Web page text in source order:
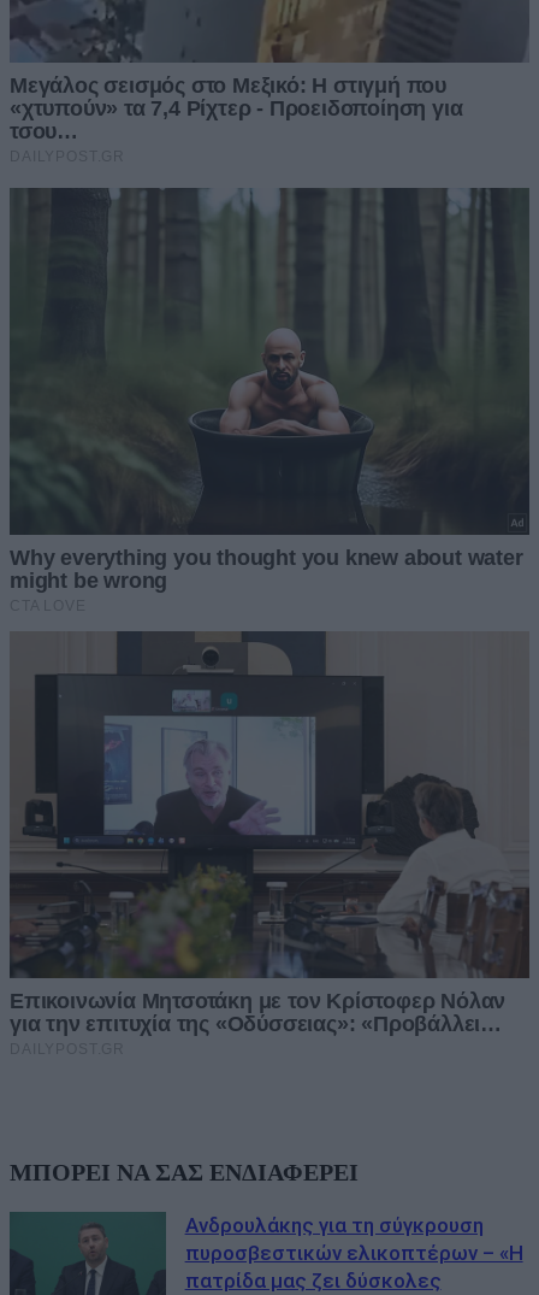
ΜΠΟΡΕΙ ΝΑ ΣΑΣ ΕΝΔΙΑΦΕΡΕΙ
Ανδρουλάκης για τη σύγκρουση
πυροσβεστικών ελικοπτέρων – «Η
πατρίδα μας ζει δύσκολες